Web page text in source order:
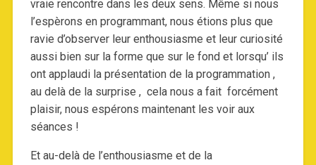
vraie rencontre dans les deux sens. Même si nous
l’espèrons en programmant, nous étions plus que
ravie d’observer leur enthousiasme et leur curiosité
aussi bien sur la forme que sur le fond et lorsqu’ ils
ont applaudi la présentation de la programmation ,
au delà de la surprise , cela nous a fait forcément
plaisir, nous espérons maintenant les voir aux
séances !
Et au-delà de l’enthousiasme et de la